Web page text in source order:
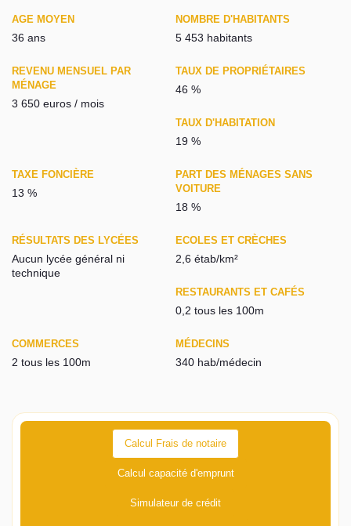
AGE MOYEN
36 ans
NOMBRE D'HABITANTS
5 453 habitants
REVENU MENSUEL PAR
MÉNAGE
3 650 euros / mois
TAUX DE PROPRIÉTAIRES
46 %
TAUX D'HABITATION
19 %
TAXE FONCIÈRE
13 %
PART DES MÉNAGES SANS
VOITURE
18 %
RÉSULTATS DES LYCÉES
Aucun lycée général ni
technique
ECOLES ET CRÈCHES
2,6 étab/km²
RESTAURANTS ET CAFÉS
0,2 tous les 100m
COMMERCES
2 tous les 100m
MÉDECINS
340 hab/médecin
Calcul Frais de notaire
Calcul capacité d'emprunt
Simulateur de crédit